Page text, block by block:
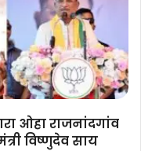
ओहा राजनांदगांव
विष्णुदेव साय